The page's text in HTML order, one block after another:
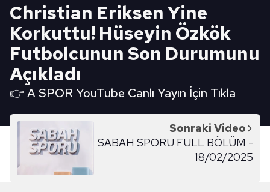
Christian Eriksen Yine
Korkuttu! Hüseyin Özkök
Futbolcunun Son Durumunu
Açıkladı
👉 A SPOR YouTube Canlı Yayın İçin Tıkla
Sonraki Video
SABAH SPORU FULL BÖLÜM -
18/02/2025